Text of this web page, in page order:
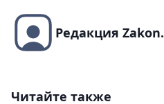
Редакция
Читайте также